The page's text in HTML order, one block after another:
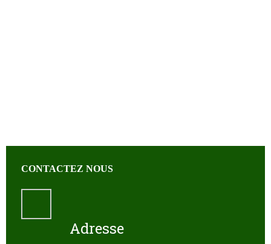
CONTACTEZ NOUS
Adresse